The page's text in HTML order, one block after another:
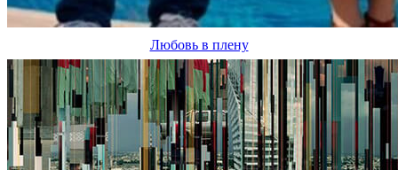
Любовь в плену